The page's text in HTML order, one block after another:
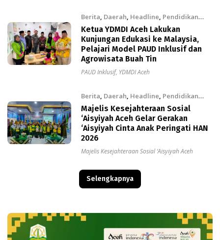
Berita, Daerah, Headline, Pendidikan
Minggu, 2 Agu 2026
Ketua YDMDI Aceh Lakukan
Kunjungan Edukasi ke Malaysia,
Pelajari Model PAUD Inklusif dan
Agrowisata Buah Tin
PAUD Inklusif, YDMDI Aceh
Berita, Daerah, Headline, Pendidikan
Minggu, 2 Agu 2026
Majelis Kesejahteraan Sosial
‘Aisyiyah Aceh Gelar Gerakan
‘Aisyiyah Cinta Anak Peringati HAN
2026
Majelis Kesejahteraan Sosial ‘Aisyiyah Aceh
Selengkapnya